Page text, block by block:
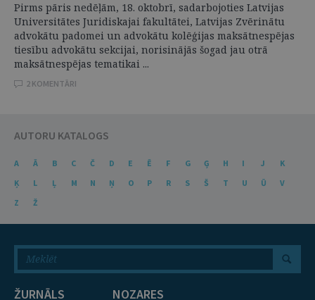
Pirms pāris nedēļām, 18. oktobrī, sadarbojoties Latvijas
Universitātes Juridiskajai fakultātei, Latvijas Zvērinātu
advokātu padomei un advokātu kolēģijas maksātnespējas
tiesību advokātu sekcijai, norisinājās šogad jau otrā
maksātnespējas tematikai ...
2 KOMENTĀRI
AUTORU KATALOGS
A Ā B C Č D E Ē F G Ģ H I J
K
Ķ
L Ļ M N Ņ O P R S Š T U Ū
V
Z
Ž
ŽURNĀLS NOZARES